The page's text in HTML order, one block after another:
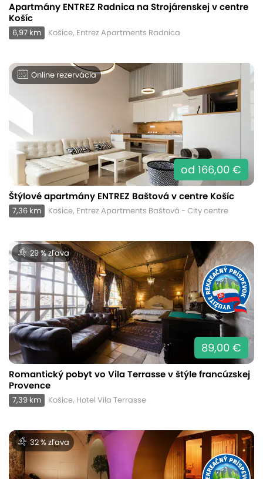
Apartmány ENTREZ Radnica na Strojárenskej v centre
Košíc
6,97 km Košice, Entrez Apartments Radnica
Online rezervácia
od 166,00 €
Štýlové apartmány ENTREZ Baštová v centre Košíc
7,36 km Košice, Entrez Apartments Baštová - City centre
29 % zľava
89,00 €
Romantický pobyt vo Vila Terrasse v štýle francúzskej
Provence
7,39 km Košice, Hotel Vila Terrasse
32 % zľava